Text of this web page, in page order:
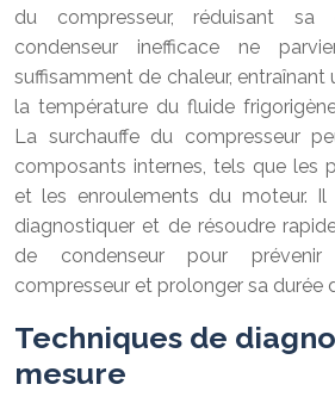
du compresseur, réduisant
condenseur inefficace ne
suffisamment de chaleur,
la température du fluide
La surchauffe du compresseur
composants internes, tels que les
et les enroulements du moteur.
diagnostiquer et de résoudre
de condenseur pour
compresseur et prolonger sa durée
Techniques de
mesure